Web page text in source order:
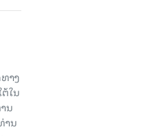
າງ
ໃນ
ນ
ານ